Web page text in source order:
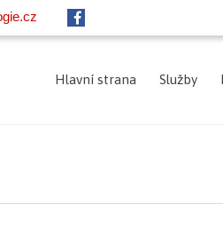
Hlavní strana Služby